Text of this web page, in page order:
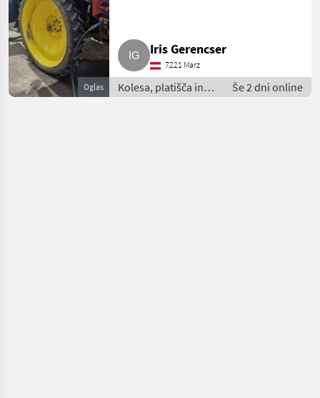
Oglas
Iris Gerencser
7221 Marz
Kolesa, platišča in
pnevmatike /
Še 2 dni online